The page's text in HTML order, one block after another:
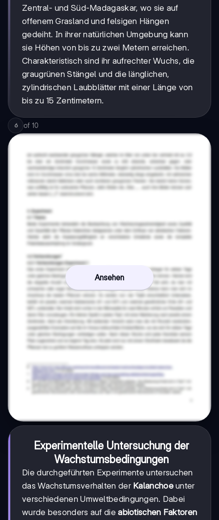
Zentral- und Süd-Madagaskar, wo sie auf
offenem Grasland und felsigen Hängen
gedeiht. In ihrer natürlichen Umgebung kann
sie Höhen von bis zu zwei Metern erreichen.
Charakteristisch sind ihr aufrechter Wuchs, die
graugrünen Stängel und die länglichen,
zylindrischen Laubblätter mit einer Länge von
bis zu 15 Zentimetern.
6 of 10
Ansehen
Experimentelle Untersuchung der
Wachstumsbedingungen
Die durchgeführten Experimente untersuchen
das Wachstumsverhalten der Kalanchoeunter
verschiedenen Umweltbedingungen. Dabei
wurde besonders auf dieabiotischen Faktoren